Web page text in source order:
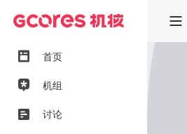
首页
机组
讨论